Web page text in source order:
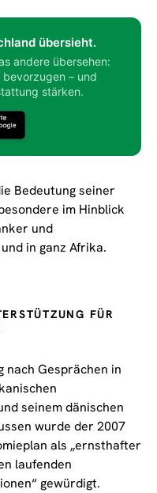
übersieht.
andere übersehen:
bevorzugen – und
stärken.
Bedeutung seiner
im Hinblick
und
in ganz Afrika.
FÜR
nach Gesprächen in
seinem dänischen
wurde der 2007
als „ernsthafter
laufenden
gewürdigt.